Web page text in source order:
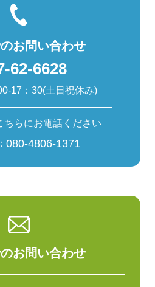
お問い合わせ
62-6628
17：30(土日祝休み)
ちらにお電話ください
080-4806-1371
お問い合わせ